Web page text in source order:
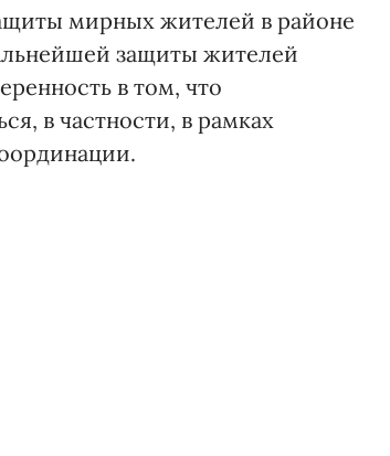
мирных жителей в районе
защиты жителей
в том, что
в частности, в рамках